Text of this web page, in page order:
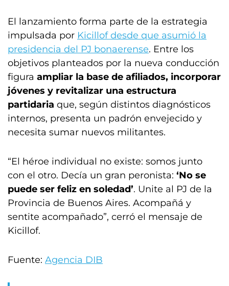
El lanzamiento forma parte de la estrategia
impulsada por Kicillof desde que asumió la
presidencia del PJ bonaerense. Entre los
objetivos planteados por la nueva conducción
figura ampliar la base de afiliados, incorporar
jóvenes y revitalizar una estructura
partidaria que, según distintos diagnósticos
internos, presenta un padrón envejecido y
necesita sumar nuevos militantes.
“El héroe individual no existe: somos junto
con el otro. Decía un gran peronista: ‘No se
puede ser feliz en soledad’. Unite al PJ de la
Provincia de Buenos Aires. Acompañá y
sentite acompañado”, cerró el mensaje de
Kicillof.
Fuente: Agencia DIB